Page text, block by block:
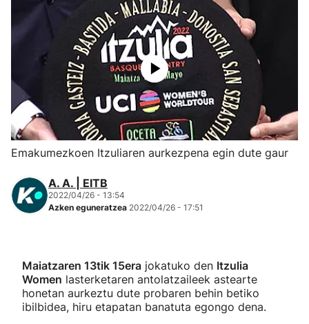
Herri-kirolak
Eskubaloia
Kirolak 360
Atletismoa
Mendi-lasterketak
Kirol gehiago
Emakumezkoen Itzuliaren aurkezpena egin dute gaur
A. A. | EITB
2022/04/26 - 13:54
Azken eguneratzea 2022/04/26 - 17:51
Maiatzaren 13tik 15era jokatuko den Itzulia
Women lasterketaren antolatzaileek astearte
honetan aurkeztu dute probaren behin betiko
ibilbidea, hiru etapatan banatuta egongo dena.